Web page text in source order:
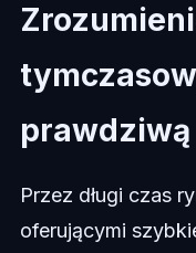
Przez długi czas
oferującymi